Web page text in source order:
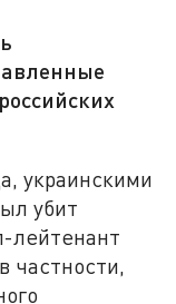
украинскими
убит
лейтенант
частности,